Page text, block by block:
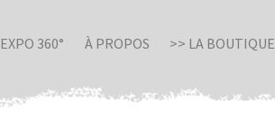
EXPO 360° À PROPOS >> LA BOUTIQUE